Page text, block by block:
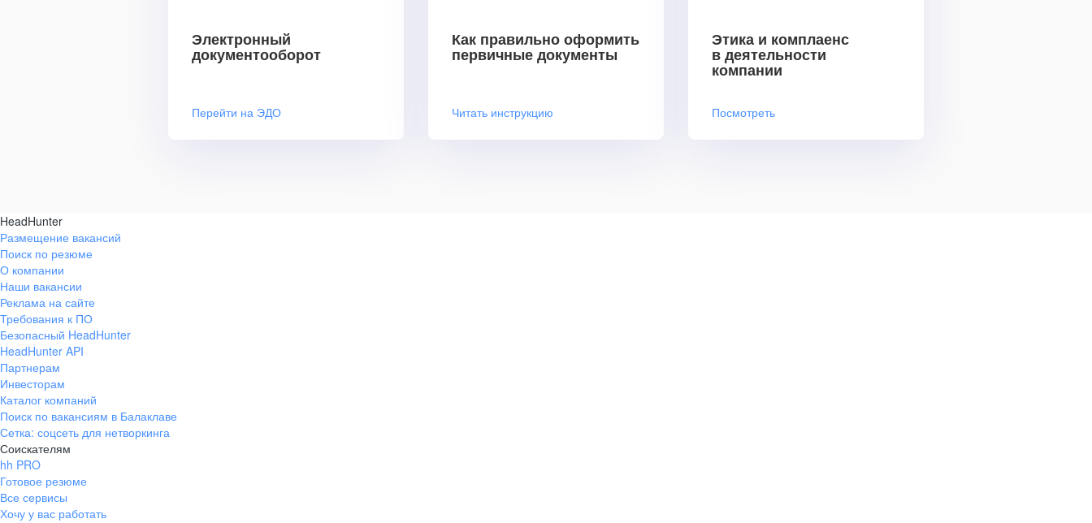
Электронный
документооборот
Перейти на ЭДО
Как правильно оформить
первичные документы
Читать инструкцию
Этика и комплаенс
в деятельности
компании
Посмотреть
HeadHunter
Размещение вакансий
Поиск по резюме
О компании
Наши вакансии
Реклама на сайте
Требования к ПО
Безопасный HeadHunter
HeadHunter API
Партнерам
Инвесторам
Каталог компаний
Поиск по вакансиям в Балаклаве
Сетка: соцсеть для нетворкинга
Соискателям
hh PRO
Готовое резюме
Все сервисы
Хочу у вас работать